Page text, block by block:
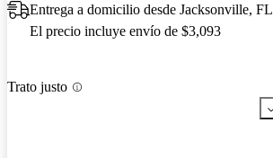
Entrega a domicilio desde Jacksonville, FL
El precio incluye envío de $3,093
Trato justo